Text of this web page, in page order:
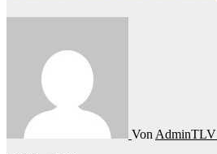
Von AdminTLV